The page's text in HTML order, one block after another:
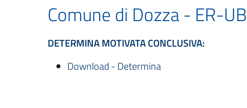
Comune di Dozza - ER-
DETERMINA MOTIVATA CONCLUSIVA:
Download - Determina